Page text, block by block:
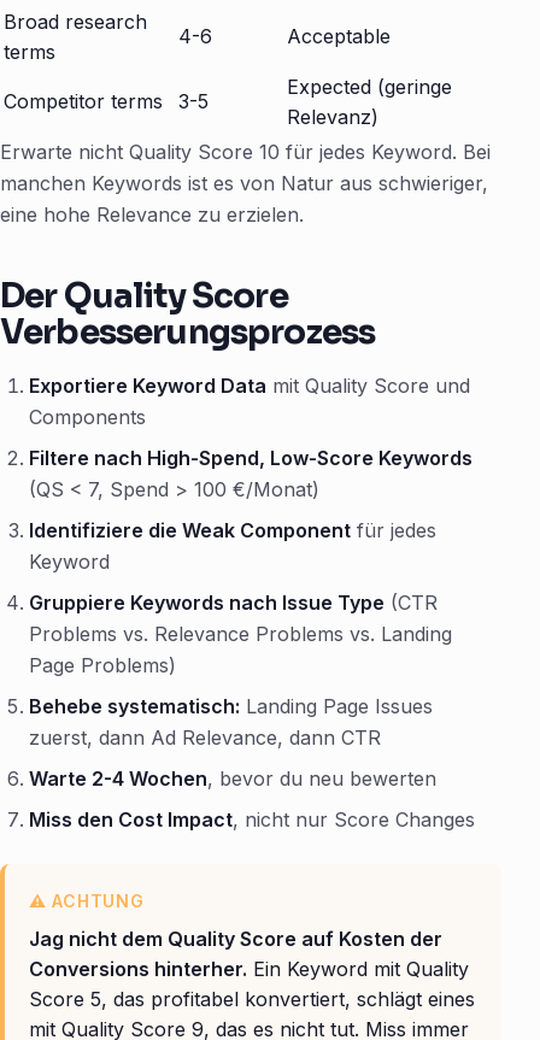
Broad research
terms
4-6 Acceptable
Competitor terms 3-5
Expected (geringe
Relevanz)
Erwarte nicht Quality Score 10 für jedes Keyword. Bei
manchen Keywords ist es von Natur aus schwieriger,
eine hohe Relevance zu erzielen.
Der Quality Score
Verbesserungsprozess
Exportiere Keyword Data mit Quality Score und
Components
Filtere nach High-Spend, Low-Score Keywords
(QS < 7, Spend > 100 €/Monat)
Identifiziere die Weak Component für jedes
Keyword
Gruppiere Keywords nach Issue Type (CTR
Problems vs. Relevance Problems vs. Landing
Page Problems)
Behebe systematisch: Landing Page Issues
zuerst, dann Ad Relevance, dann CTR
Warte 2-4 Wochen, bevor du neu bewerten
Miss den Cost Impact, nicht nur Score Changes
Jag nicht dem Quality Score auf Kosten der
Conversions hinterher. Ein Keyword mit Quality
Score 5, das profitabel konvertiert, schlägt eines
mit Quality Score 9, das es nicht tut. Miss immer